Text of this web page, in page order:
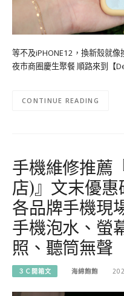
等不及iPHONE12，換新殼就
夜市商圈慶生聚餐 順路來到【
CONTINUE READING
手機維修推薦
店)』文末優惠
各品牌手機現
手機泡水、螢
照、聽筒無聲
３Ｃ開箱文 海綿飽飽